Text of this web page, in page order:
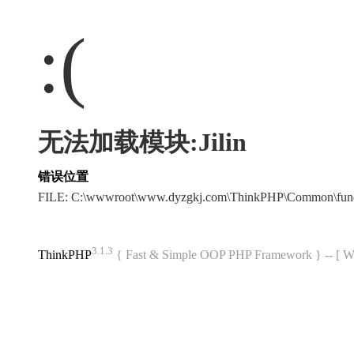
:(
无法加载模块:Jilin
错误位置
FILE:
ThinkPHP3.1.3 { Fast & Simple OOP PHP Framework } -- [